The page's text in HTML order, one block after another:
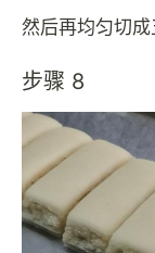
然后再均匀切成
步骤 8